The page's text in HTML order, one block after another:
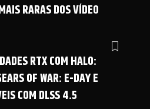
RARAS DOS VÍDEO
RTX COM HALO:
OF WAR: E-DAY E
COM DLSS 4.5